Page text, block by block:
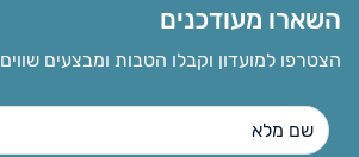
השארו מעודכנים
הצטרפו למועדון וקבלו הטבות ומבצעים שווים